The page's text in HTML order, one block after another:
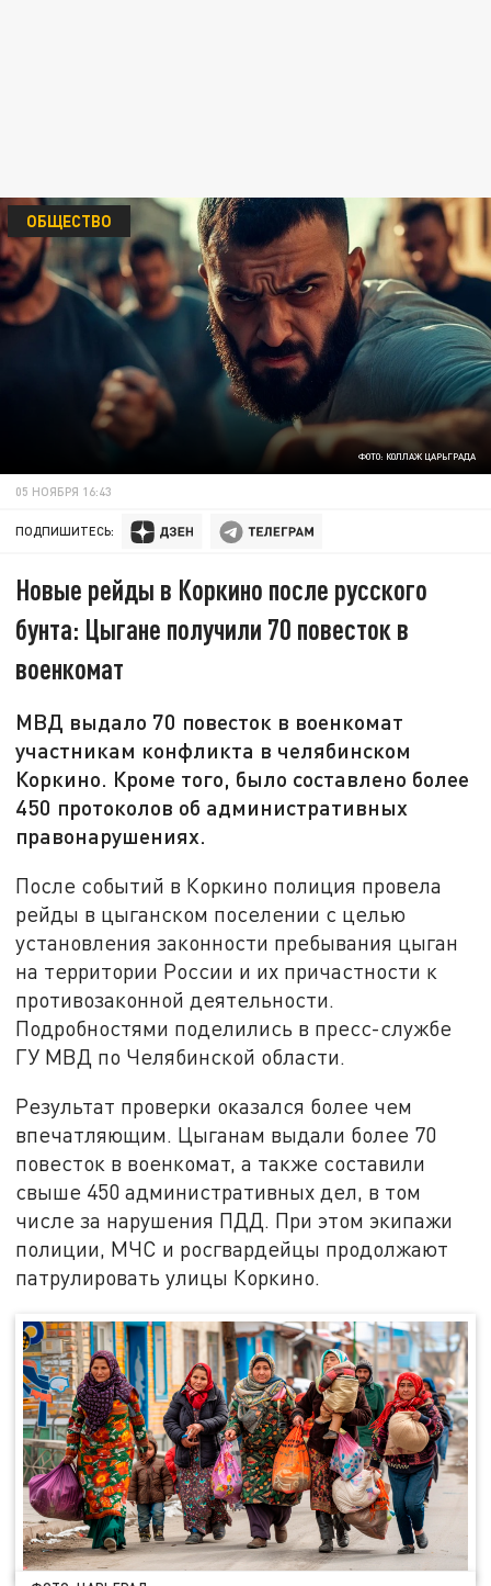
ФОТО: КОЛЛАЖ ЦАРЬГРАДА
ОБЩЕСТВО
05 НОЯБРЯ 16:43
ПОДПИШИТЕСЬ:
Новые рейды в Коркино после русского
бунта: Цыгане получили 70 повесток в
военкомат
МВД выдало 70 повесток в военкомат
участникам конфликта в челябинском
Коркино. Кроме того, было составлено более
450 протоколов об административных
правонарушениях.
После событий в Коркино полиция провела
рейды в цыганском поселении с целью
установления законности пребывания цыган
на территории России и их причастности к
противозаконной деятельности.
Подробностями поделились в пресс-службе
ГУ МВД по Челябинской области.
Результат проверки оказался более чем
впечатляющим. Цыганам выдали более 70
повесток в военкомат, а также составили
свыше 450 административных дел, в том
числе за нарушения ПДД. При этом экипажи
полиции, МЧС и росгвардейцы продолжают
патрулировать улицы Коркино.